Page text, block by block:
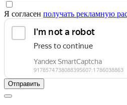
Я согласен получать рекламную